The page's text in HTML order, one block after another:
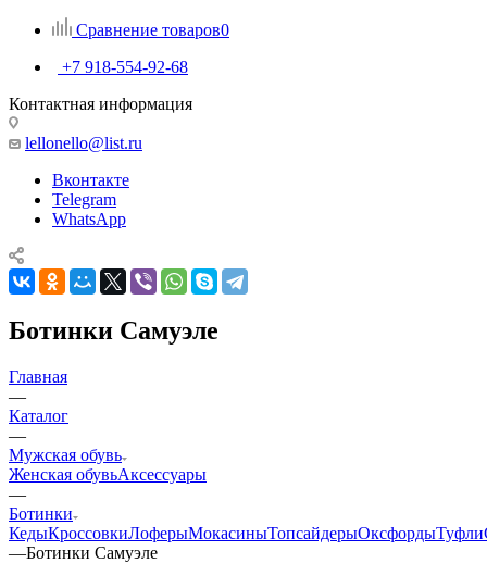
Сравнение товаров0
+7 918-554-92-68
Контактная информация
lellonello@list.ru
Вконтакте
Telegram
WhatsApp
Ботинки Самуэле
Главная
—
Каталог
—
Мужская обувь
Женская обувьАксессуары
—
Ботинки
КедыКроссовкиЛоферыМокасиныТопсайдерыОксфордыТуфли
—Ботинки Самуэле